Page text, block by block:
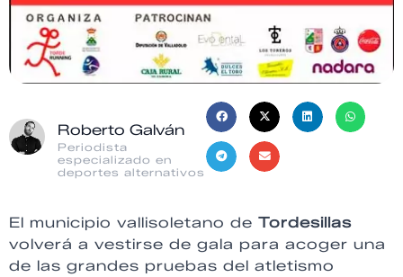
Roberto Galván
Periodista
especializado en
deportes alternativos
El municipio vallisoletano de Tordesillas
volverá a vestirse de gala para acoger una
de las grandes pruebas del atletismo